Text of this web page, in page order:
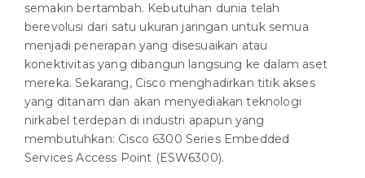
semakin bertambah. Kebutuhan dunia telah
berevolusi dari satu ukuran jaringan untuk semua
menjadi penerapan yang disesuaikan atau
konektivitas yang dibangun langsung ke dalam aset
mereka. Sekarang, Cisco menghadirkan titik akses
yang ditanam dan akan menyediakan teknologi
nirkabel terdepan di industri apapun yang
membutuhkan: Cisco 6300 Series Embedded
Services Access Point (ESW6300).